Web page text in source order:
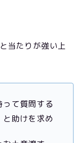
当たりが強い上
て質問する
と助けを求め